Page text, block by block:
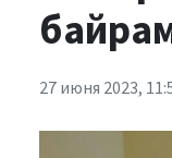
27 июня 2023,